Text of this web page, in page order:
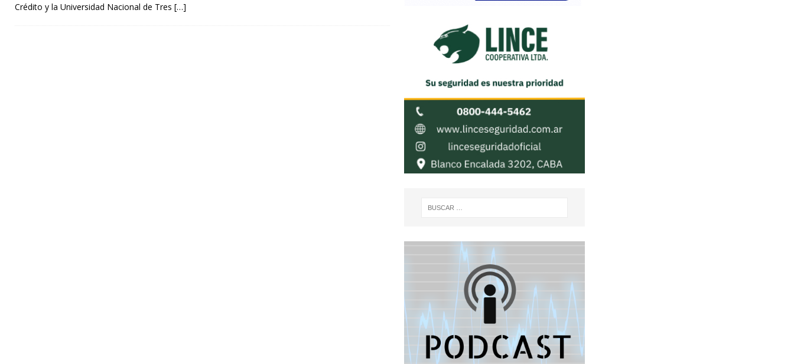
Crédito y la Universidad Nacional de Tres […]